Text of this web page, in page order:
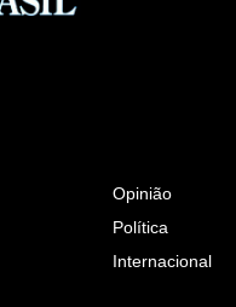
Opinião
Política
Internacional